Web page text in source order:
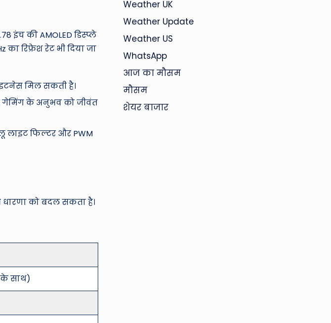
इंच की AMOLED डिस्प्ले
रिफ्रेश रेट भी दिया जा
मिल सकती है।
गेमिंग के अनुभव को जीवंत
फिल्टर और PWM
को बदल सकता है।
के साथ)
Weather UK
Weather Update
Weather US
WhatsApp
आज का मौसम
मौसम
शेयर बाजार